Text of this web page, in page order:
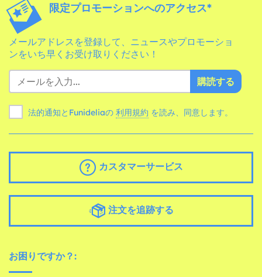
限定プロモーションへのアクセス*
メールアドレスを登録して、ニュースやプロモーショ
ンをいち早くお受け取りください！
購読する
法的通知とFunideliaの 利用規約 を読み、同意します。
カスタマーサービス
注文を追跡する
お困りですか？: